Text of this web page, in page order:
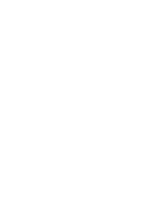
趋势研究报告